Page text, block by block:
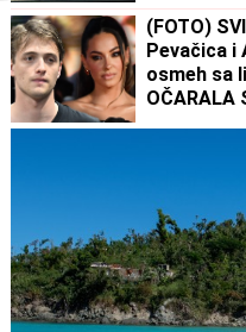
(FOTO)
Pevačica i
osmeh sa
OČARALA